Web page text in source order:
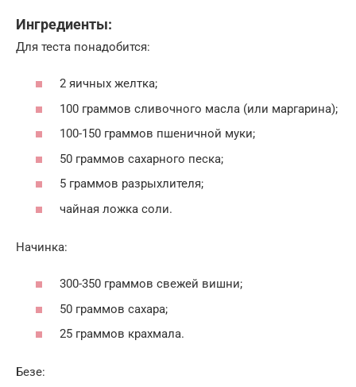
Ингредиенты:
Для теста понадобится:
2 яичных желтка;
100 граммов сливочного масла (или маргарина);
100-150 граммов пшеничной муки;
50 граммов сахарного песка;
5 граммов разрыхлителя;
чайная ложка соли.
Начинка:
300-350 граммов свежей вишни;
50 граммов сахара;
25 граммов крахмала.
Безе: